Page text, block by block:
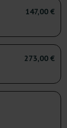
147,00 €
273,00 €